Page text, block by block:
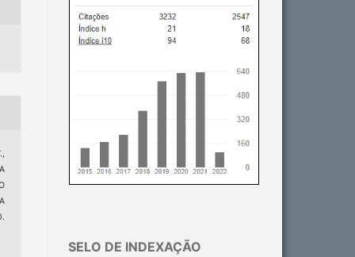
SELO DE INDEXAÇÃO